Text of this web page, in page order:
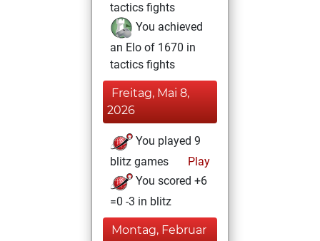
tactics fights
You achieved
an Elo of 1670 in
tactics fights
Freitag, Mai 8,
2026
You played 9
blitz games
Play
You scored +6
=0 -3 in blitz
Montag, Februar